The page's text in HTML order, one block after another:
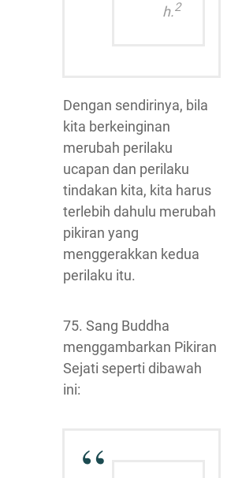
h.2
Dengan sendirinya, bila
kita berkeinginan
merubah perilaku
ucapan dan perilaku
tindakan kita, kita harus
terlebih dahulu merubah
pikiran yang
menggerakkan kedua
perilaku itu.
75. Sang Buddha
menggambarkan Pikiran
Sejati seperti dibawah
ini: